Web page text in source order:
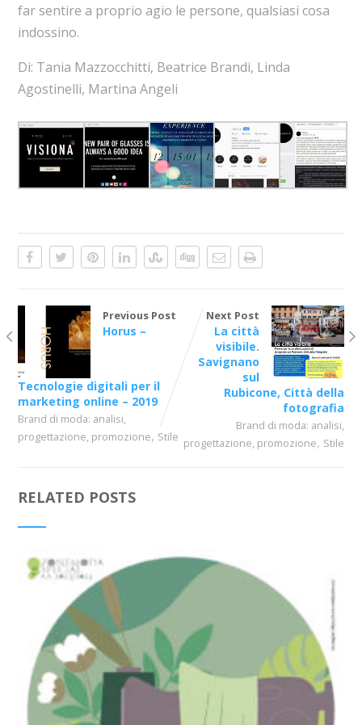
far sentire a proprio agio le persone, qualsiasi cosa
indossino.
Di: Tania Mazzocchitti, Beatrice Brandi, Linda
Agostinelli, Martina Angeli
Previous Post
Horus –
Tecnologie digitali per il
marketing online – 2019
Brand di moda: analisi,
progettazione, promozione, Stile
Next Post
La città
visibile.
Savignano
sul
Rubicone, Città della
fotografia
Brand di moda: analisi,
progettazione, promozione, Stile
RELATED POSTS